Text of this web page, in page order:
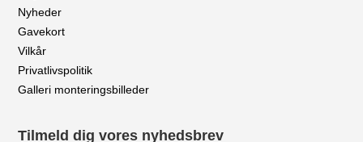
Nyheder
Gavekort
Vilkår
Privatlivspolitik
Galleri monteringsbilleder
Tilmeld dig vores nyhedsbrev